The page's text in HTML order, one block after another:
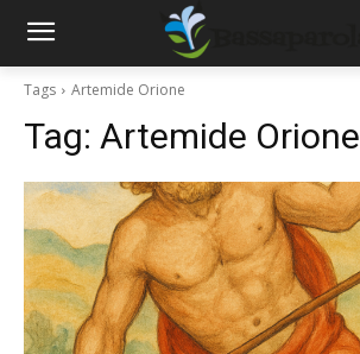
Tags Artemide Orione
Tag: Artemide Orione